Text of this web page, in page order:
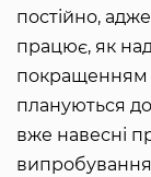
постійно,
працює, як
покращенням
плануються
вже навесні